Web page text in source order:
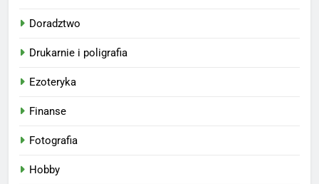
Doradztwo
Drukarnie i poligrafia
Ezoteryka
Finanse
Fotografia
Hobby